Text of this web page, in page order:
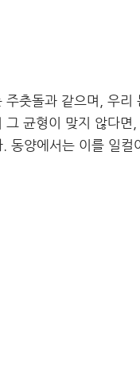
춧돌과 같으며, 우리
균형이 맞지 않다면
. 동양에서는 이를 일컬